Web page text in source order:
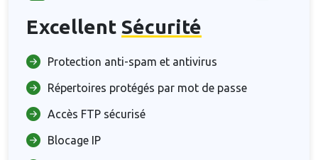
Excellent Sécurité
Protection anti-spam et antivirus
Répertoires protégés par mot de passe
Accès FTP sécurisé
Blocage IP